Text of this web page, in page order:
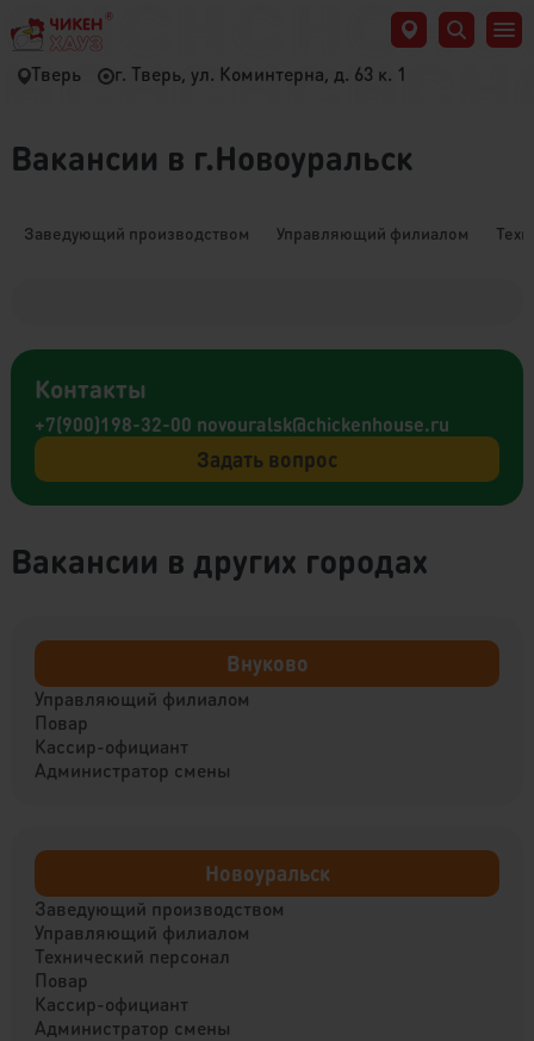
Тверь г. Тверь, ул. Коминтерна, д. 63 к. 1
Вакансии в г.Новоуральск
Заведующий производством Управляющий филиалом
Контакты
+7(900)198-32-00 novouralsk@chickenhouse.ru
Задать вопрос
Вакансии в других городах
Внуково
Управляющий филиалом
Повар
Кассир-официант
Администратор смены
Новоуральск
Заведующий производством
Управляющий филиалом
Технический персонал
Повар
Кассир-официант
Администратор смены